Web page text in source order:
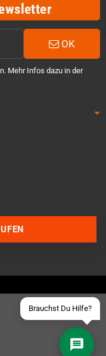
OK
Mehr Infos dazu in der
Brauchst Du Hilfe?
uns eine eMail